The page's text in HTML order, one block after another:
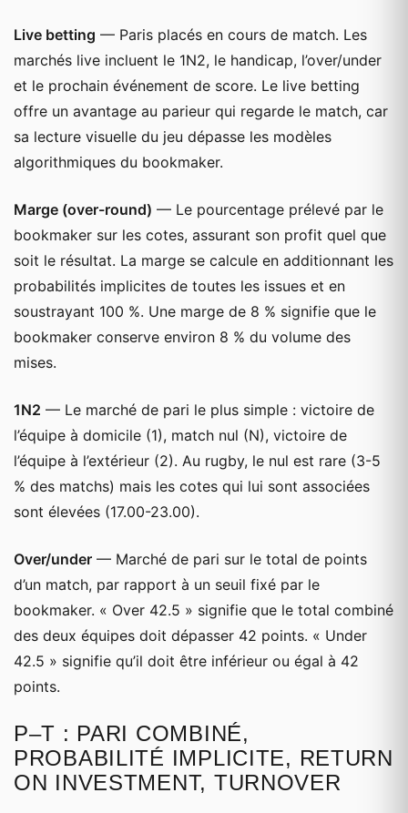
Live betting — Paris placés en cours de match. Les
marchés live incluent le 1N2, le handicap, l’over/under
et le prochain événement de score. Le live betting
offre un avantage au parieur qui regarde le match, car
sa lecture visuelle du jeu dépasse les modèles
algorithmiques du bookmaker.
Marge (over-round) — Le pourcentage prélevé par le
bookmaker sur les cotes, assurant son profit quel que
soit le résultat. La marge se calcule en additionnant les
probabilités implicites de toutes les issues et en
soustrayant 100 %. Une marge de 8 % signifie que le
bookmaker conserve environ 8 % du volume des
mises.
1N2 — Le marché de pari le plus simple : victoire de
l’équipe à domicile (1), match nul (N), victoire de
l’équipe à l’extérieur (2). Au rugby, le nul est rare (3-5
% des matchs) mais les cotes qui lui sont associées
sont élevées (17.00-23.00).
Over/under — Marché de pari sur le total de points
d’un match, par rapport à un seuil fixé par le
bookmaker. « Over 42.5 » signifie que le total combiné
des deux équipes doit dépasser 42 points. « Under
42.5 » signifie qu’il doit être inférieur ou égal à 42
points.
P–T : PARI COMBINÉ,
PROBABILITÉ IMPLICITE, RETURN
ON INVESTMENT, TURNOVER